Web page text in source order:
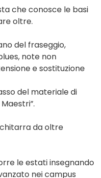
che conosce le basi
oltre.
del fraseggio,
note non
e sostituzione
del materiale di
chitarra da oltre
le estati insegnando
nei campus